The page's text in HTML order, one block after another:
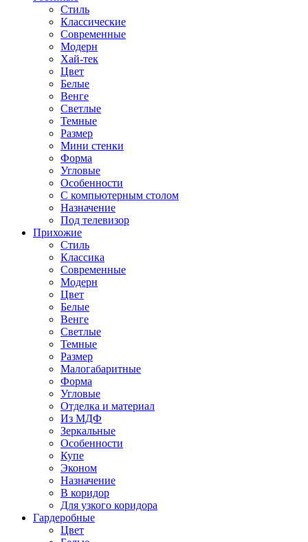
Стиль
Классические
Современные
Модерн
Хай-тек
Цвет
Белые
Венге
Светлые
Темные
Размер
Мини стенки
Форма
Угловые
Особенности
С компьютерным столом
Назначение
Под телевизор
Прихожие
Стиль
Классика
Современные
Модерн
Цвет
Белые
Венге
Светлые
Темные
Размер
Малогабаритные
Форма
Угловые
Отделка и материал
Из МДФ
Зеркальные
Особенности
Купе
Эконом
Назначение
В коридор
Для узкого коридора
Гардеробные
Цвет